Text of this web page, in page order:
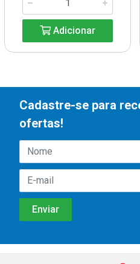
Adicionar
Cadastre-se para
ofertas!